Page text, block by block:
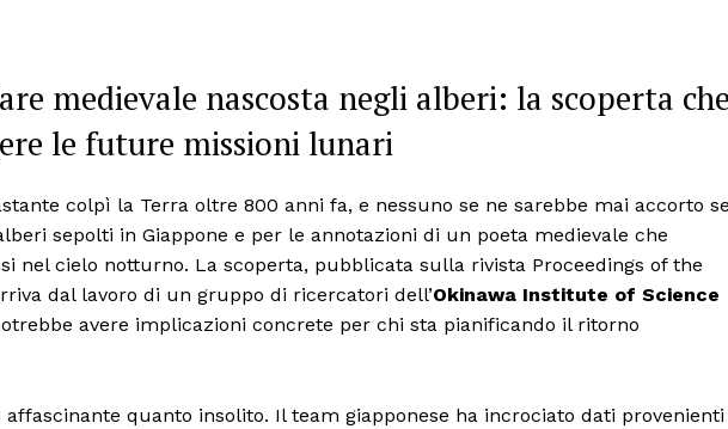
medievale nascosta negli alberi: la scoperta
le future missioni lunari
colpì la Terra oltre 800 anni fa, e nessuno se ne sarebbe mai accorto
sepolti in Giappone e per le annotazioni di un poeta medievale che
nel cielo notturno. La scoperta, pubblicata sulla rivista Proceedings of the
dal lavoro di un gruppo di ricercatori dell’Okinawa Institute of Science
avere implicazioni concrete per chi sta pianificando il ritorno
quanto insolito. Il team giapponese ha incrociato dati provenienti